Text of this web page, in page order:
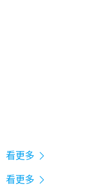
看更多
看更多